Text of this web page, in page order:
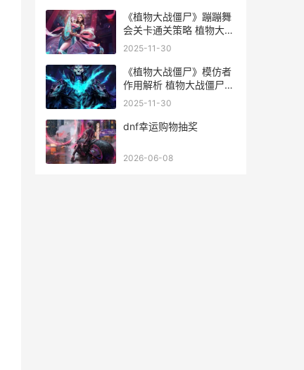
《植物大战僵尸》蹦蹦舞
会关卡通关策略 植物大战
僵尸融合版
2025-11-30
《植物大战僵尸》模仿者
作用解析 植物大战僵尸原
版
2025-11-30
dnf幸运购物抽奖
2026-06-08